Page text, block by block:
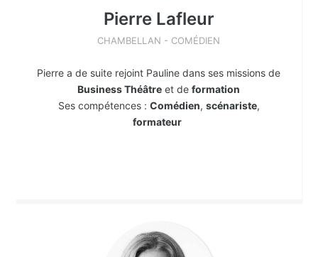
Pierre Lafleur
CHAMBELLAN - COMÉDIEN
Pierre a de suite rejoint Pauline dans ses missions de
Business Théâtre et deformation
Ses compétences : Comédien, scénariste,
formateur